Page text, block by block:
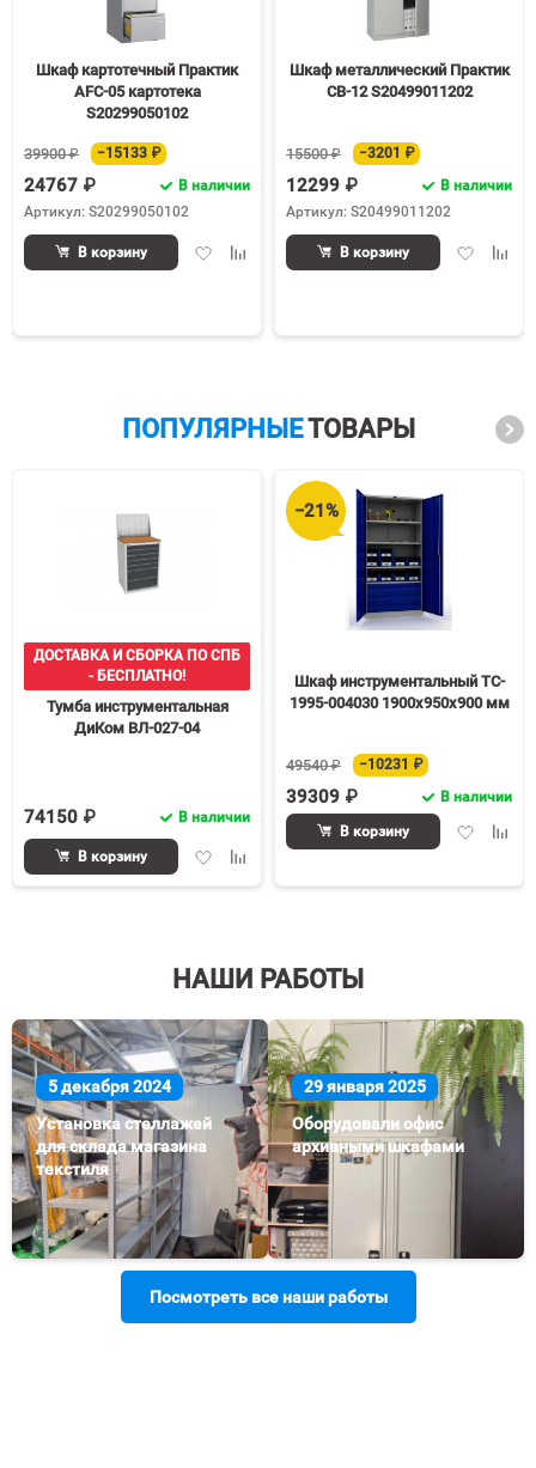
Шкаф картотечный Практик
AFC-05 картотека
S20299050102
39900 ₽ −15133 ₽
24767 ₽
В наличии
Артикул: S20299050102
ДобавитьДобавить
В корзину
Шкаф металлический Практик
СВ-12 S20499011202
15500 ₽ −3201 ₽
12299 ₽
В наличии
Артикул: S20499011202
Добавить
В корзину
ПОПУЛЯРНЫЕТОВАРЫ
ДОСТАВКА И СБОРКА ПО СПБ
- БЕСПЛАТНО!
Тумба инструментальная
ДиКом ВЛ-027-04
74150 ₽ В наличии
ДобавитьДобавить
В корзину
−21%
Шкаф инструментальный TC-
1995-004030 1900х950х900 мм
49540 ₽ −10231 ₽
39309 ₽ В наличии
Добавить
В корзину
НАШИ РАБОТЫ
5 декабря 2024
Установка стеллажей
для склада магазина
текстиля
29 января 2025
Оборудовали офис
архивными шкафами
Посмотреть все наши работы